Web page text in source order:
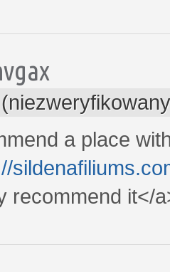
a place
recommend it</